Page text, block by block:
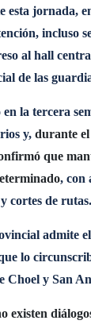
esta jornada,
incluso
al hall
de las
la tercera
y, durante el
que
, con
cortes de rutas.
admite
lo
Choel y San
existen